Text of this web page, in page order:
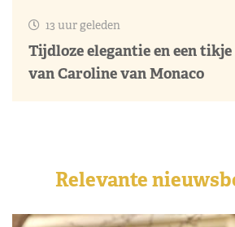
13 uur geleden
Tijdloze elegantie en een
van Caroline van Monaco
Relevante